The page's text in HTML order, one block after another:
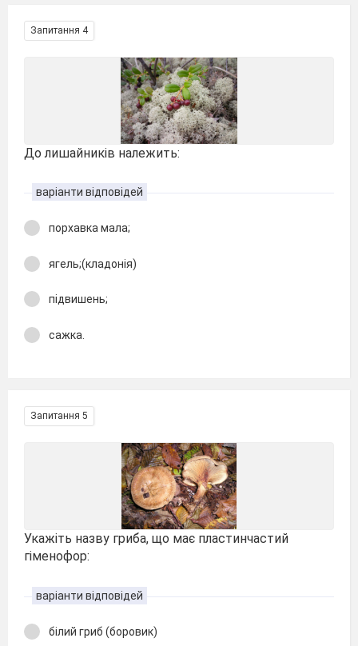
Запитання 4
До лишайників належить:
варіанти відповідей
порхавка мала;
ягель;(кладонія)
підвишень;
сажка.
Запитання 5
Укажіть назву гриба, що має пластинчастий
гіменофор:
варіанти відповідей
білий гриб (боровик)